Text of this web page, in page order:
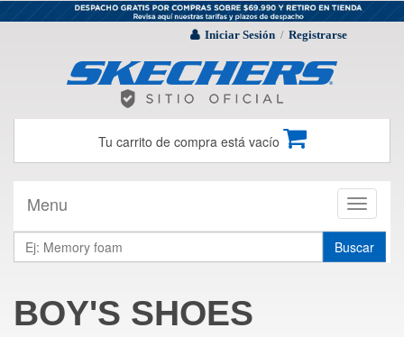
Iniciar Sesión / Registrarse
Tu carrito de compra está vacío
Toggle
Menu
Buscar
BOY'S SHOES